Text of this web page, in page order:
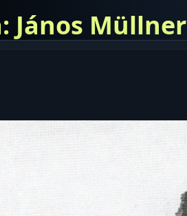
János Müllner